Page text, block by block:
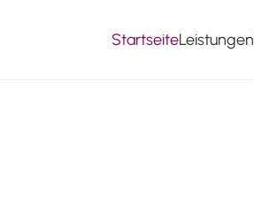
StartseiteLeistungen